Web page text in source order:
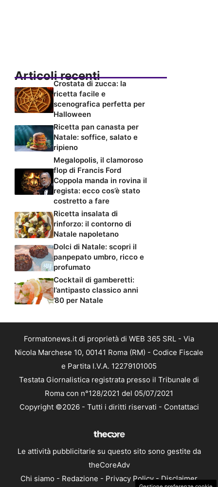
Articoli recenti
Crostata di zucca: la
ricetta facile e
scenografica perfetta per
Halloween
Ricetta pan canasta per
Natale: soffice, salato e
ripieno
Megalopolis, il clamoroso
flop di Francis Ford
Coppola manda in rovina il
regista: ecco cos’è stato
costretto a fare
Ricetta insalata di
rinforzo: il contorno di
Natale napoletano
Dolci di Natale: scopri il
panpepato umbro, ricco e
profumato
Cocktail di gamberetti:
l’antipasto classico anni
’80 per Natale
Formatonews.it di proprietà di WEB 365 SRL - Via
Nicola Marchese 10, 00141 Roma (RM) - Codice Fiscale
e Partita I.V.A. 12279101005
Testata Giornalistica registrata presso il Tribunale di
Roma con n°128/2021 del 05/07/2021
Copyright ©2026 - Tutti i diritti riservati - Contattaci
Le attività pubblicitarie su questo sito sono gestite da
theCoreAdv
Chi siamo - Redazione - Privacy Policy-Disclaimer